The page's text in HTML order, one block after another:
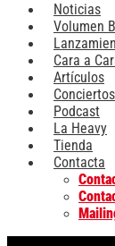
Noticias
Volumen
Cara a
Artículos
Conciertos
Podcast
La Heavy
Tienda
Contacta